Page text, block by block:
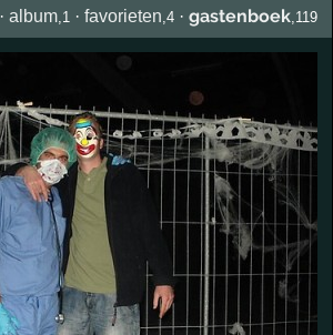
·album ,1 ·favorieten ,4 ·gastenboek ,119